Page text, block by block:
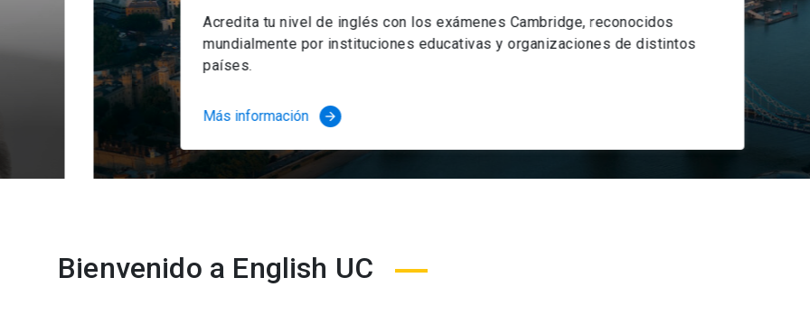
Acredita tu nivel de inglés con los exámenes Cambridge, reconocidos
mundialmente por instituciones educativas y organizaciones de distintos
países.
Más información arrow_forward
Bienvenido a English UC